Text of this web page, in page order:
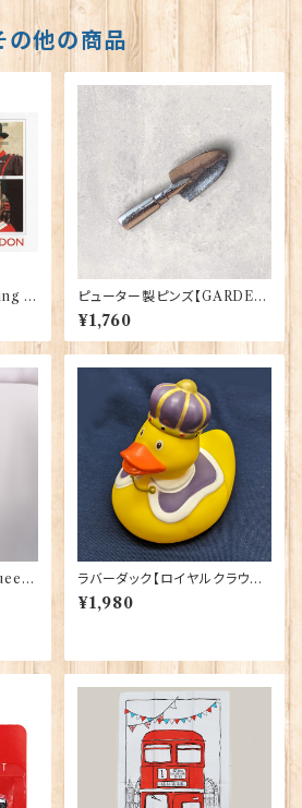
の他の商品
L
ピューター製ピンズ【GARDEN
TROWEL】Cadogan 90166-
XWTP164
¥1,760
ラバーダック【ロイヤルクラウン】
Elgate Products 90344
¥1,980